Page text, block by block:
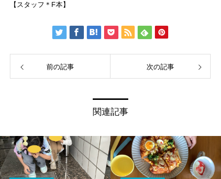
【スタッフ＊F本】
前の記事 次の記事
関連記事